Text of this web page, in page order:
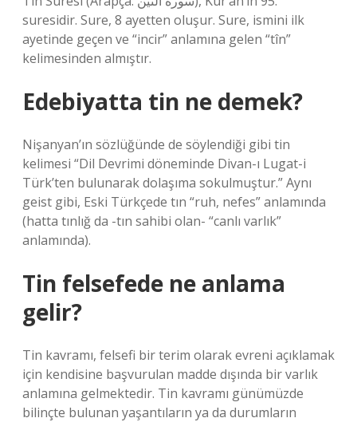
suresidir. Sure, 8 ayetten oluşur. Sure, ismini ilk
ayetinde geçen ve “incir” anlamına gelen “tîn”
kelimesinden almıştır.
Edebiyatta tin ne demek?
Nişanyan’ın sözlüğünde de söylendiği gibi tin
kelimesi “Dil Devrimi döneminde Divan-ı Lugat-i
Türk’ten bulunarak dolaşıma sokulmuştur.” Aynı
geist gibi, Eski Türkçede tın “ruh, nefes” anlamında
(hatta tınlığ da -tın sahibi olan- “canlı varlık”
anlamında).
Tin felsefede ne anlama
gelir?
Tin kavramı, felsefi bir terim olarak evreni açıklamak
için kendisine başvurulan madde dışında bir varlık
anlamına gelmektedir. Tin kavramı günümüzde
bilinçte bulunan yaşantıların ya da durumların